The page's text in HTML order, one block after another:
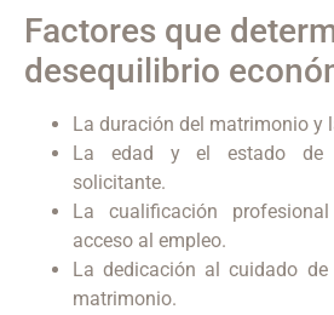
Factores que
desequilibrio
La duración del matrimonio y
La edad y el estado de
solicitante.
La cualificación
acceso al empleo.
La dedicación al cuidado
matrimonio.